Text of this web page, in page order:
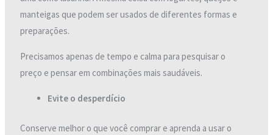
manteigas que podem ser usados de diferentes formas e
preparações.
Precisamos apenas de tempo e calma para pesquisar o
preço e pensar em combinações mais saudáveis.
Evite o desperdício
Conserve melhor o que você comprar e aprenda a usar o